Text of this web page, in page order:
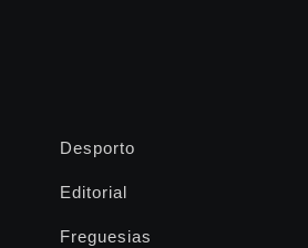
Desporto
Editorial
Freguesias